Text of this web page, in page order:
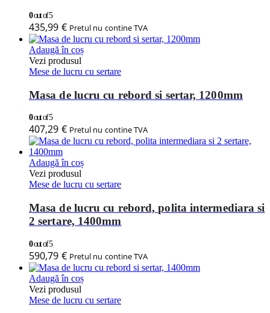
0out of 5
435,99 € Pretul nu contine TVA
Adaugă în coș
Vezi produsul
Mese de lucru cu sertare
Masa de lucru cu rebord si sertar, 1200mm
0out of 5
407,29 € Pretul nu contine TVA
Adaugă în coș
Vezi produsul
Mese de lucru cu sertare
Masa de lucru cu rebord, polita intermediara si
2 sertare, 1400mm
0out of 5
590,79 € Pretul nu contine TVA
Adaugă în coș
Vezi produsul
Mese de lucru cu sertare